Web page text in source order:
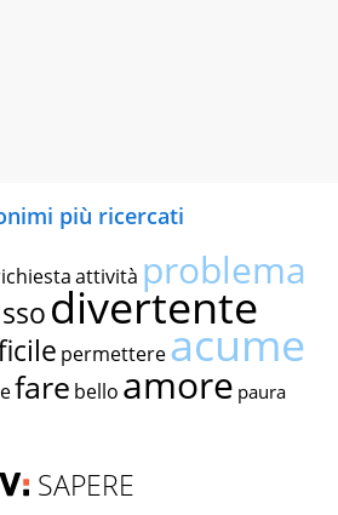
più ricercati
attività problema
divertente
permettereacume
fare bello amore paura
SAPERE